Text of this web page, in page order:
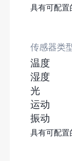
具有可配
传感器类
温度
湿度
光
运动
振动
具有可配